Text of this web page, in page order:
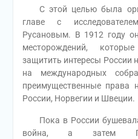
С этой целью была
главе с
Русановым. В 1912 году
месторождений,
защитить интересы России
на международных
преимущественные права
России, Норвегии и Швеции.
Пока в России
война, а затем